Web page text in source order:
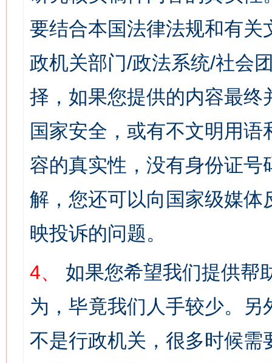
要结合本国法律法规和有关
政机关部门/政法系统/社会
择，如果您提供的内容最
国家安全，或有不文明用
容的真实性，没有身份证
解，您还可以向国家级媒
映投诉的问题。
4、
如果您希望我们提供帮
为，毕竟我们人手较少。
不是行政机关，很多时候